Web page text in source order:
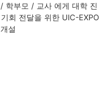
학부모 / 교사 에게 대학 진
회 전달을 위한 UIC-EXPO
설